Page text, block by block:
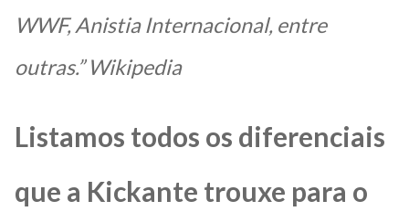
WWF, Anistia Internacional, entre
outras.” Wikipedia
Listamos todos os diferenciais
que a Kickante trouxe para o